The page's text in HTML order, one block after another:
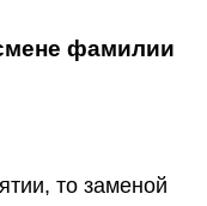
фамилии
то заменой